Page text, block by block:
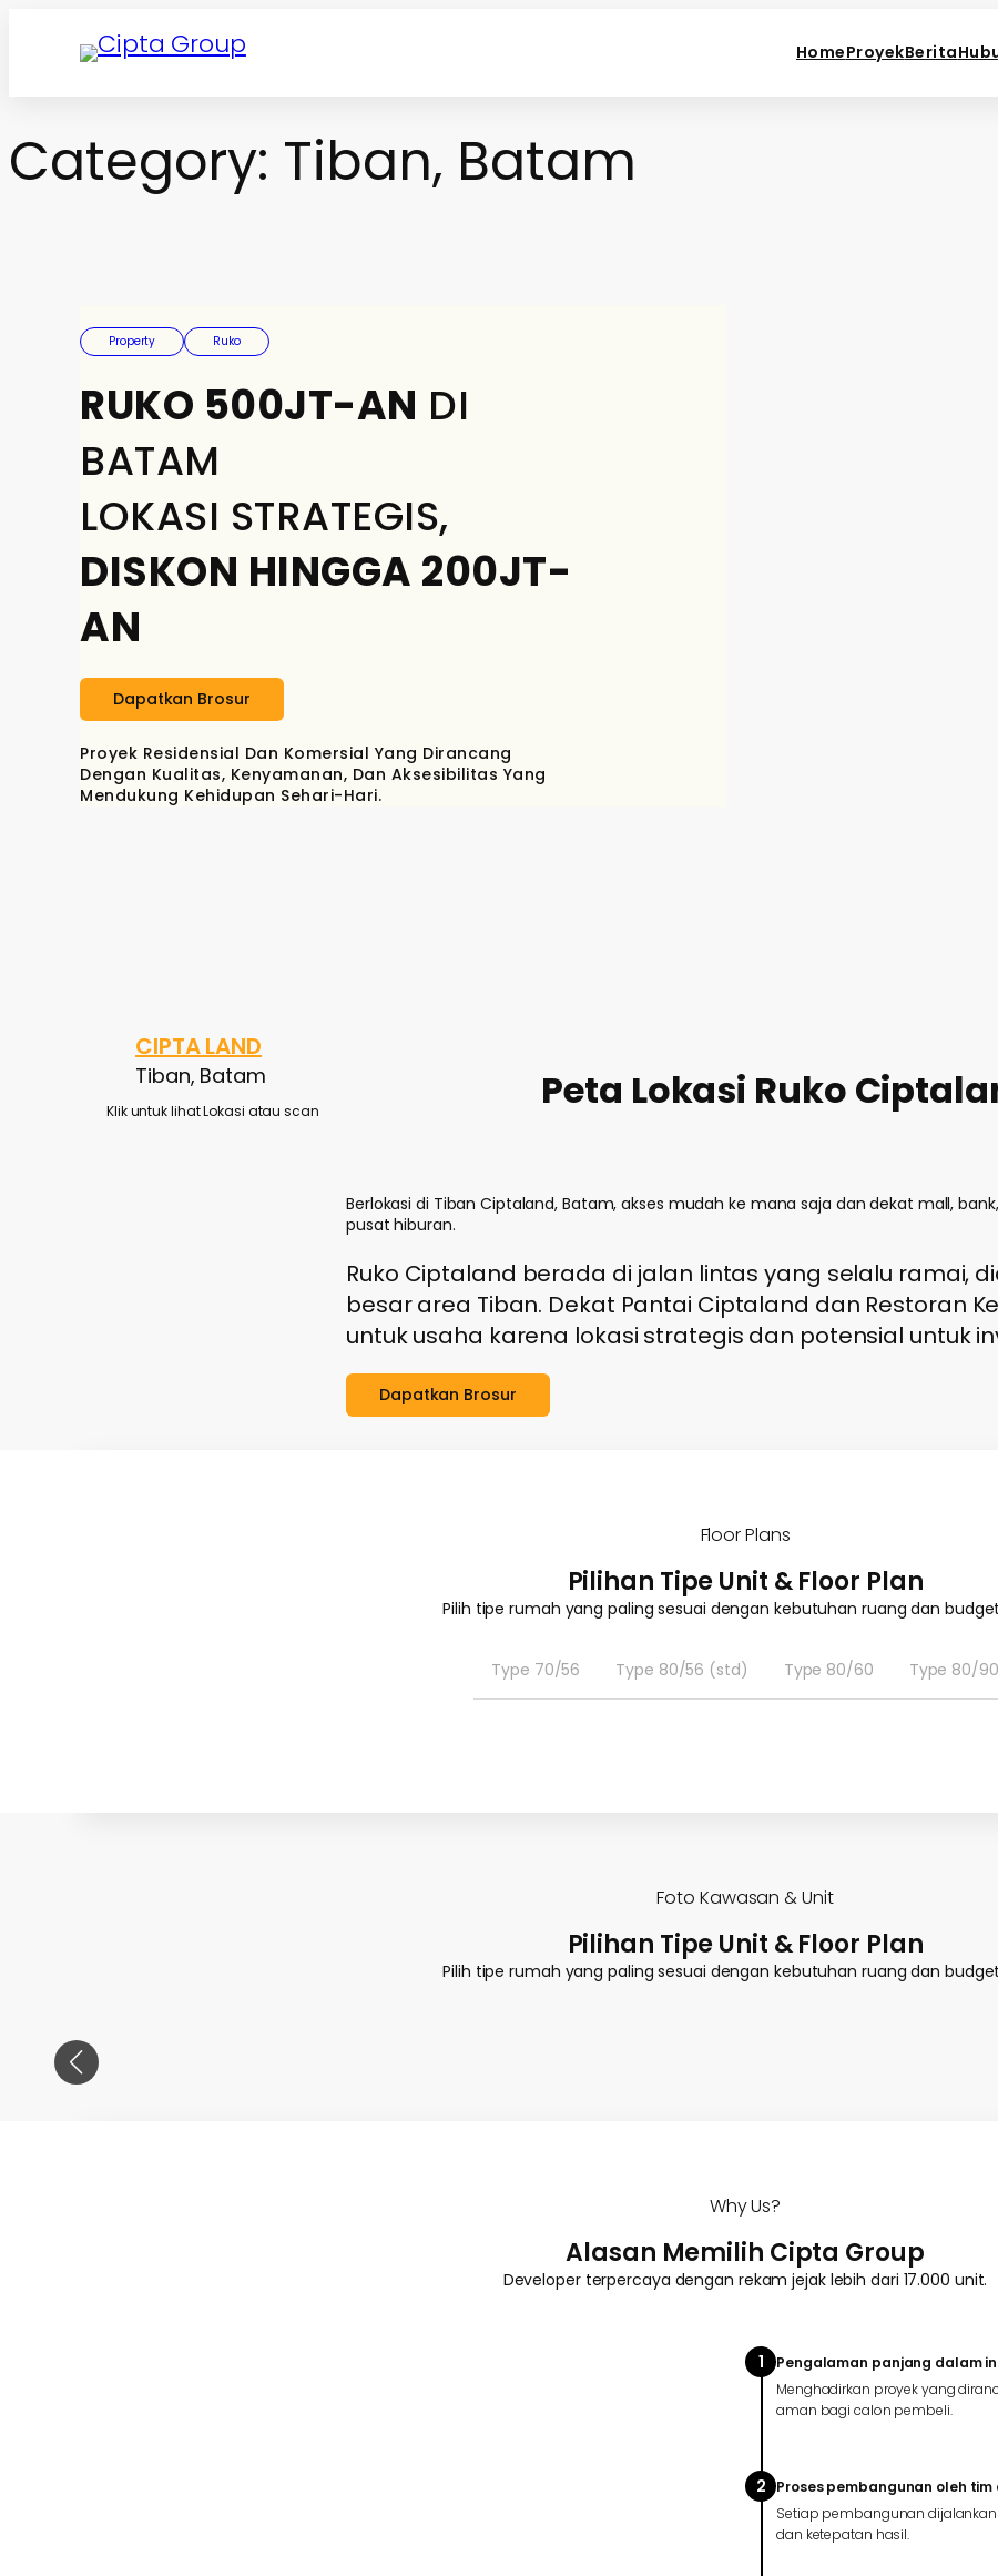
HomeProyekBerita
Category: Tiban, Batam
Property Ruko
RUKO 500JT-AN DI
BATAM
LOKASI STRATEGIS,
DISKON HINGGA 200JT-
AN
Dapatkan Brosur
Proyek Residensial Dan Komersial Yang Dirancang
Dengan Kualitas, Kenyamanan, Dan Aksesibilitas Yang
Mendukung Kehidupan Sehari-Hari.
CIPTA LAND
Tiban, Batam
Klik untuk lihat Lokasi atau scan Peta Lokasi Ruko
Berlokasi di Tiban Ciptaland, Batam, akses mudah ke mana saja dan dekat mall,
pusat hiburan.
Ruko Ciptaland berada di jalan lintas yang selalu ramai,
besar area Tiban. Dekat Pantai Ciptaland dan Restoran
untuk usaha karena lokasi strategis dan potensial untuk
Dapatkan Brosur
Floor Plans
Pilihan Tipe Unit & Floor Plan
Pilih tipe rumah yang paling sesuai dengan kebutuhan ruang dan
Type 70/56 Type 80/56 (std) Type 80/60 Type 80/90
Foto Kawasan & Unit
Pilihan Tipe Unit & Floor Plan
Pilih tipe rumah yang paling sesuai dengan kebutuhan ruang dan
Why Us?
Alasan Memilih Cipta Group
Developer terpercaya dengan rekam jejak lebih dari 17.000 unit.
1
Pengalaman panjang dalam
Menghadirkan proyek yang
aman bagi calon pembeli.
2
Proses pembangunan oleh
Setiap pembangunan
dan ketepatan hasil.